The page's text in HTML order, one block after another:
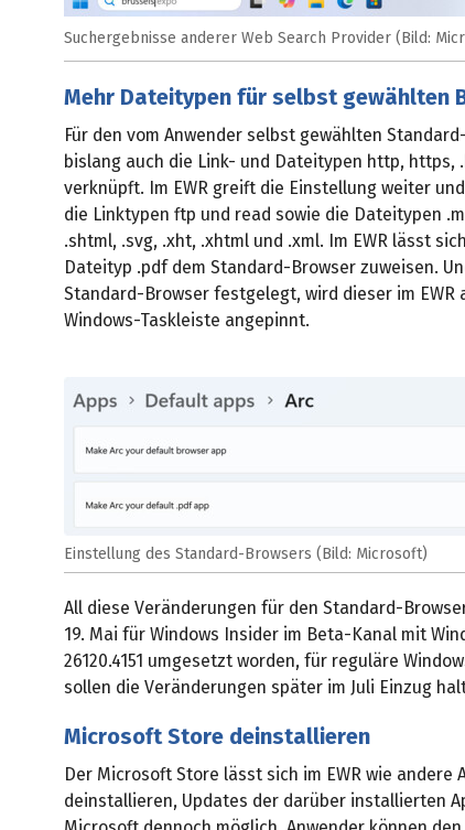
Suchergebnisse anderer Web Search Provider (Bild:
Mehr Dateitypen für selbst gewählten
Für den vom Anwender selbst gewählten
bislang auch die Link- und Dateitypen http, https,
verknüpft. Im EWR greift die Einstellung weiter
die Linktypen ftp und read sowie die Dateitypen
.shtml, .svg, .xht, .xhtml und .xml. Im EWR lässt
Dateityp .pdf dem Standard-Browser zuweisen.
Standard-Browser festgelegt, wird dieser im EWR
Windows-Taskleiste angepinnt.
Einstellung des Standard-Browsers (Bild: Microsoft)
All diese Veränderungen für den Standard-
19. Mai für Windows Insider im Beta-Kanal mit
26120.4151 umgesetzt worden, für reguläre
sollen die Veränderungen später im Juli Einzug
Microsoft Store deinstallieren
Der Microsoft Store lässt sich im EWR wie andere
deinstallieren, Updates der darüber installierten